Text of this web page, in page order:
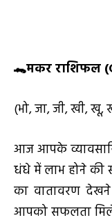
🐊मकर राशिफल (
(भो, जा, जी, खी, खू,
आज आपके
धंधे में लाभ होने की
का वातावरण
आपको सफलता